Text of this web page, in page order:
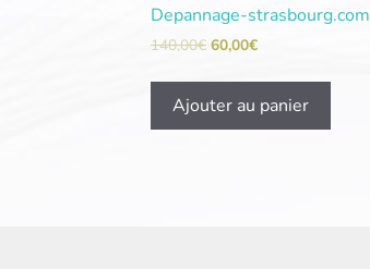
Depannage-strasbourg.com
140,00€ 60,00€
Ajouter au panier